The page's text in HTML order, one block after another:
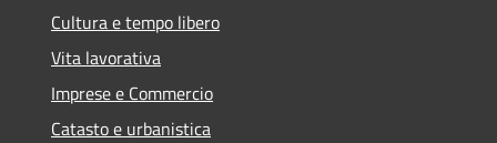
Cultura e tempo libero
Vita lavorativa
Imprese e Commercio
Catasto e urbanistica